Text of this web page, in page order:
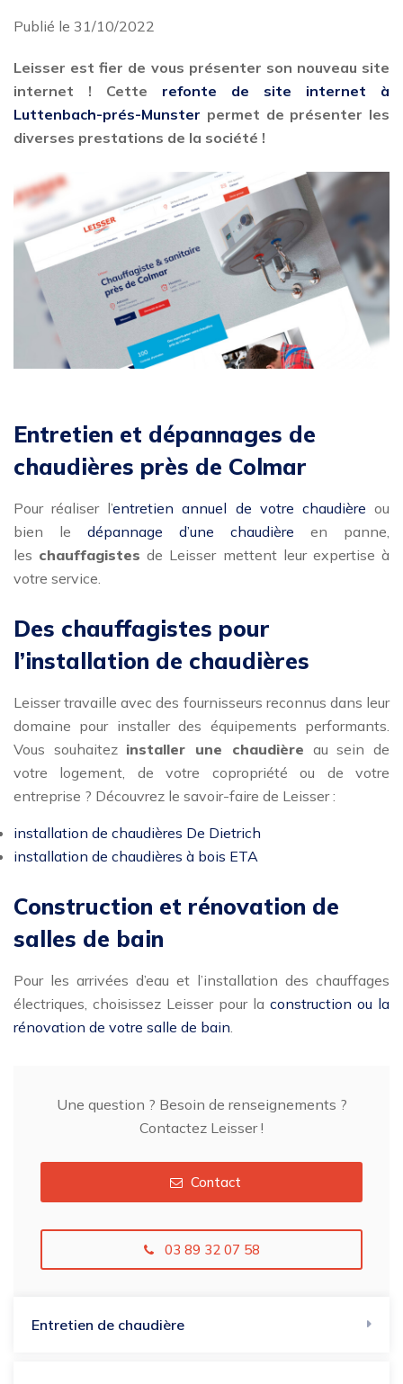
Publié le 31/10/2022
Leisser est fier de vous présenter son nouveau site
internet ! Cette refonte de site internet à
Luttenbach-prés-Munster permet de présenter les
diverses prestations de la société !
Entretien et dépannages de
chaudières près de Colmar
Pour réaliser l’entretien annuel de votre chaudière ou
bien le dépannage d’une chaudière en panne,
les chauffagistes de Leisser mettent leur expertise à
votre service.
Des chauffagistes pour
l’installation de chaudières
Leisser travaille avec des fournisseurs reconnus dans leur
domaine pour installer des équipements performants.
Vous souhaitez installer une chaudière au sein de
votre logement, de votre copropriété ou de votre
entreprise ? Découvrez le savoir-faire de Leisser :
installation de chaudières De Dietrich
installation de chaudières à bois ETA
Construction et rénovation de
salles de bain
Pour les arrivées d’eau et l’installation des chauffages
électriques, choisissez Leisser pour la construction ou la
rénovation de votre salle de bain.
Une question ? Besoin de renseignements ?
Contactez Leisser !
Contact
03 89 32 07 58
Entretien de chaudière